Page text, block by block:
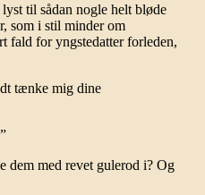
til sådan nogle helt bløde
som i stil minder om
fald for yngstedatter forleden,
tænke mig dine
dem med revet gulerod i? Og